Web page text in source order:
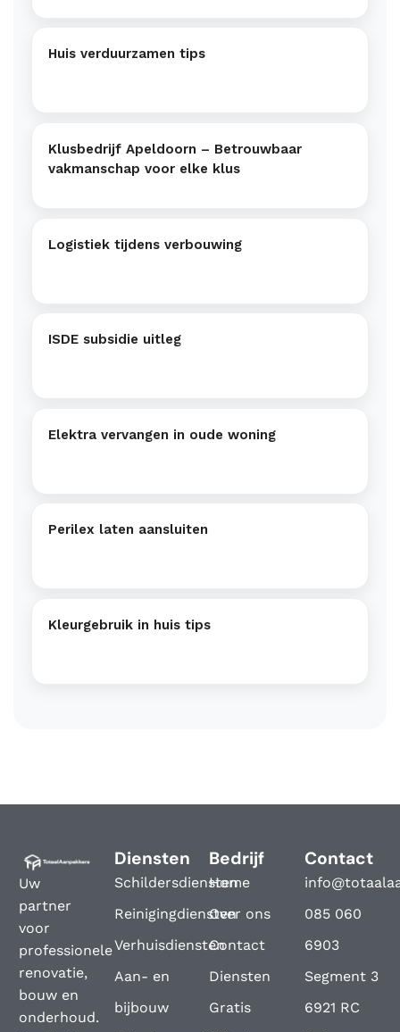
Huis verduurzamen tips
Klusbedrijf Apeldoorn – Betrouwbaar
vakmanschap voor elke klus
Logistiek tijdens verbouwing
ISDE subsidie uitleg
Elektra vervangen in oude woning
Perilex laten aansluiten
Kleurgebruik in huis tips
Uw
partner
voor
professionele
renovatie,
bouw en
onderhoud.
Diensten
Schildersdiensten
Reinigingdiensten
Verhuisdiensten
Aan- en
bijbouw
Bedrijf
Home
Over ons
Contact
Diensten
Gratis
Contact
085 060
6903
Segment 3
6921 RC